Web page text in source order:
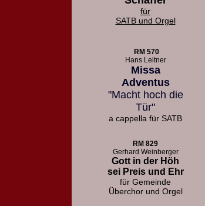
für
SATB und Orgel
RM 570
Hans Leitner
Missa
Adventus
"Macht hoch die
Tür"
a cappella für SATB
RM 829
Gerhard Weinberger
Gott in der Höh
sei Preis und Ehr
für Gemeinde
Überchor und Orgel